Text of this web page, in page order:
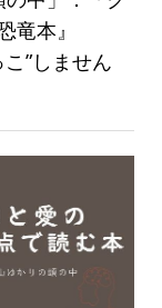
竜本』
”しません